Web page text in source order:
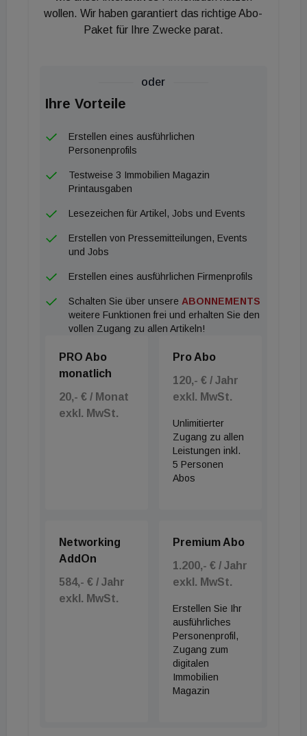
wollen. Wir haben garantiert das richtige Abo-
Paket für Ihre Zwecke parat.
oder
Ihre Vorteile
Erstellen eines ausführlichen
Personenprofils
Testweise 3 Immobilien Magazin
Printausgaben
Lesezeichen für Artikel, Jobs und Events
Erstellen von Pressemitteilungen, Events
und Jobs
Erstellen eines ausführlichen Firmenprofils
Schalten Sie über unsere ABONNEMENTS
weitere Funktionen frei und erhalten Sie den
vollen Zugang zu allen Artikeln!
PRO Abo
monatlich
20,- € / Monat
exkl. MwSt.
Pro Abo
120,- € / Jahr
exkl. MwSt.
Unlimitierter
Zugang zu allen
Leistungen inkl.
5 Personen
Abos
Networking
AddOn
584,- € / Jahr
exkl. MwSt.
Premium Abo
1.200,- € / Jahr
exkl. MwSt.
Erstellen Sie Ihr
ausführliches
Personenprofil,
Zugang zum
digitalen
Immobilien
Magazin